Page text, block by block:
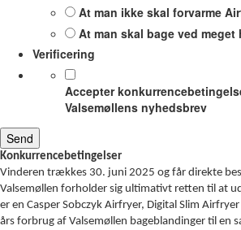
At man ikke skal forvarme
At man skal bage ved meget
Verificering
Accepter
Valsemøllens nyhedsbrev
Konkurrencebetingelser
Vinderen trækkes 30. juni 2025 og får direkte
Valsemøllen forholder sig ultimativt retten til at
er en Casper Sobczyk Airfryer, Digital Slim
års forbrug af Valsemøllen bageblandinger til en